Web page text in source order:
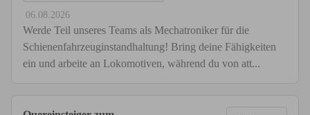
06.08.2026
Werde Teil unseres Teams als Mechatroniker für die
Schienenfahrzeuginstandhaltung! Bring deine Fähigkeiten
ein und arbeite an Lokomotiven, während du von att...